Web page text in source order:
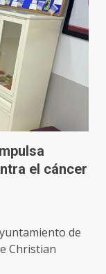
el cáncer
de
Christian